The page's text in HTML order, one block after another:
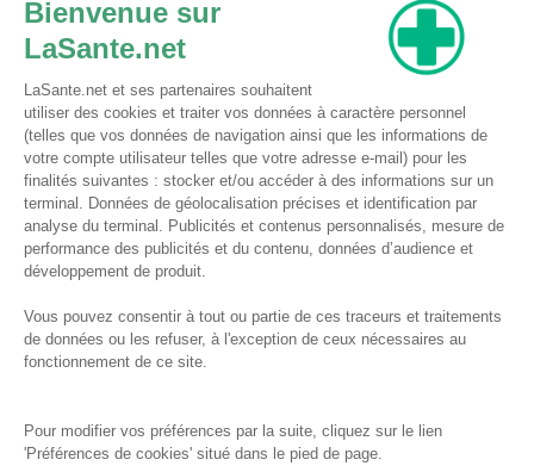
Pharmacie du Bizet
Licence ARS : 590009874
Licence Ordinale : 126921
49 boulevard Bizet
59650 Villeneuve d'Ascq
Contactez-nous !
Pharmacie en ligne autorisée à vendre des médicaments depuis le 17 avril 2013
Tous droits réservés
Conditions Générales de Vente